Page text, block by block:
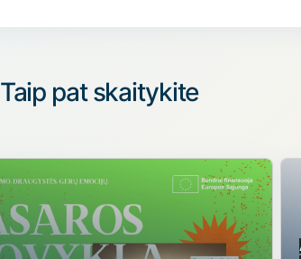
Taip pat skaitykite